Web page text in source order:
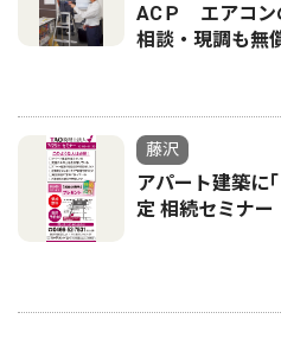
ACＰ エアコン
相談・現調も無
藤沢
アパート建築
定 相続セミナー